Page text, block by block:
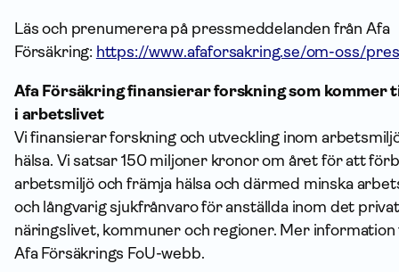
Läs och prenumerera på pressmeddelanden från Afa
Försäkring: https://www.afaforsakring.se/om-oss/
Afa Försäkring finansierar forskning som kommer
i arbetslivet
Vi finansierar forskning och utveckling inom
hälsa. Vi satsar 150 miljoner kronor om året för att
arbetsmiljö och främja hälsa och därmed minska
och långvarig sjukfrånvaro för anställda inom det
näringslivet, kommuner och regioner. Mer information
Afa Försäkrings FoU-webb.